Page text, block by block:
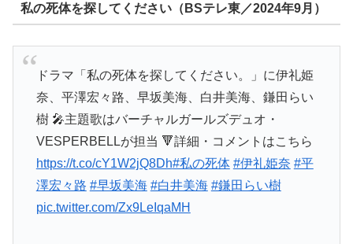
私の死体を探してください（BSテレ東／2024年9月）
ドラマ「私の死体を探してください。」に伊礼姫
奈、平澤宏々路、早坂美海、白井美海、鎌田らい
樹 🎤主題歌はバーチャルガールズデュオ・
VESPERBELLが担当 🔻詳細・コメントはこちら
https://t.co/cY1W2jQ8Dh#私の死体 #伊礼姫奈 #平
澤宏々路 #早坂美海 #白井美海 #鎌田らい樹
pic.twitter.com/Zx9LeIqaMH